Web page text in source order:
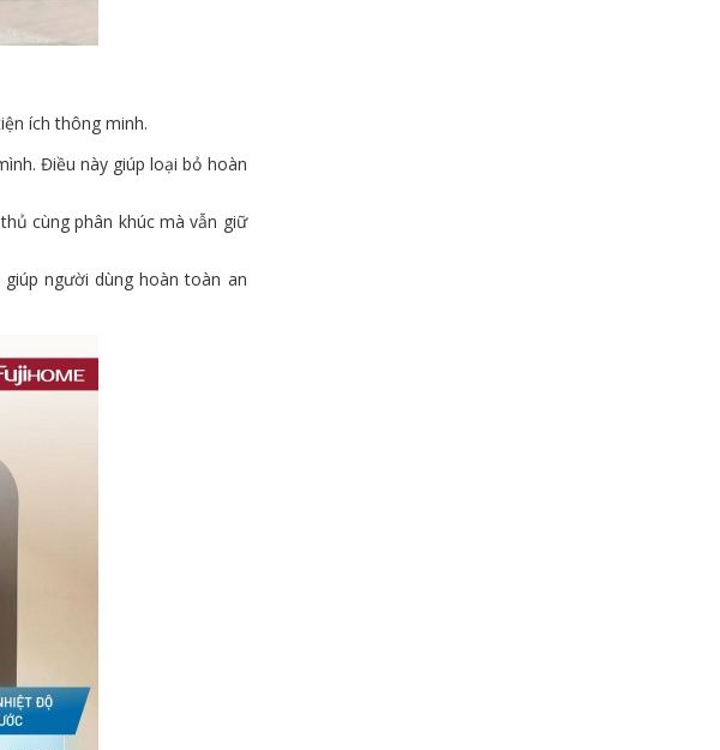
ích thông minh.
Điều này giúp loại bỏ hoàn
cùng phân khúc mà vẫn giữ
người dùng hoàn toàn an